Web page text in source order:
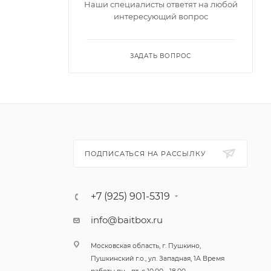
зрения
Наши специалисты ответят на любой
интересующий вопрос
ЗАДАТЬ ВОПРОС
ПОДПИСАТЬСЯ НА РАССЫЛКУ
+7 (925) 901-5319
info@baitbox.ru
Московская область, г. Пушкино,
Пушкинский г.о., ул. Западная, 1А Время